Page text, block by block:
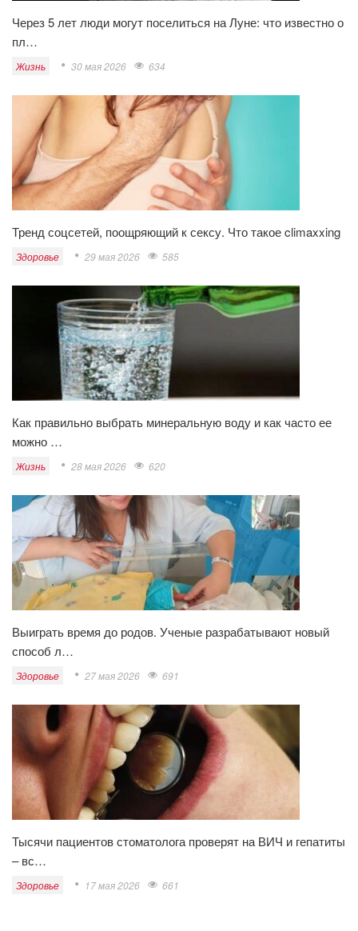
Через 5 лет люди могут поселиться на Луне: что известно о
пл…
Жизнь 30 мая 2026 634
Тренд соцсетей, поощряющий к сексу. Что такое climaxxing
Здоровье 29 мая 2026 585
Как правильно выбрать минеральную воду и как часто ее
можно …
Жизнь 28 мая 2026 620
Выиграть время до родов. Ученые разрабатывают новый
способ л…
Здоровье 27 мая 2026 691
Тысячи пациентов стоматолога проверят на ВИЧ и гепатиты
– вс…
Здоровье 17 мая 2026 661